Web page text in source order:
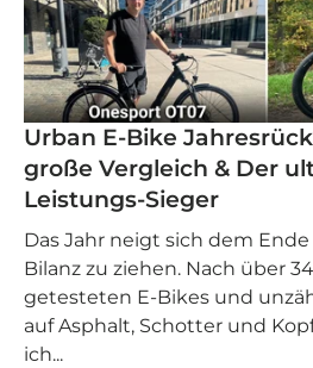
Urban E-Bike
große Vergleich & Der
Leistungs-Sieger
Das Jahr neigt sich dem
Bilanz zu ziehen. Nach über
getesteten E-Bikes und
auf Asphalt, Schotter und
ich...